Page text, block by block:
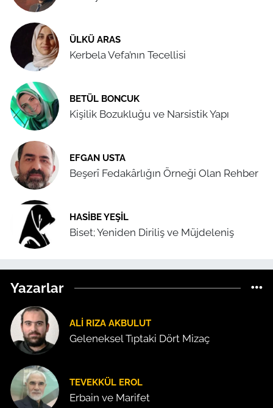
ÜLKÜ ARAS
Kerbela Vefa’nın Tecellisi
BETÜL BONCUK
Kişilik Bozukluğu ve Narsistik Yapı
EFGAN USTA
Beşerî Fedakârlığın Örneği Olan Rehber
HASIBE YEŞIL
Biset; Yeniden Diriliş ve Müjdeleniş
Yazarlar
ALI RIZA AKBULUT
Geleneksel Tıptaki Dört Mizaç
TEVEKKÜL EROL
Erbain ve Marifet